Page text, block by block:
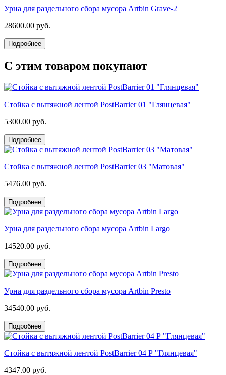
Урна для раздельного сбора мусора Artbin Grave-2
28600.00 руб.
Подробнее
С этим товаром покупают
Стойка с вытяжной лентой PostBarrier 01 "Глянцевая"
5300.00 руб.
Подробнее
Стойка с вытяжной лентой PostBarrier 03 "Матовая"
5476.00 руб.
Подробнее
Урна для раздельного сбора мусора Artbin Largo
14520.00 руб.
Подробнее
Урна для раздельного сбора мусора Artbin Presto
34540.00 руб.
Подробнее
Стойка с вытяжной лентой PostBarrier 04 Р "Глянцевая"
4347.00 руб.